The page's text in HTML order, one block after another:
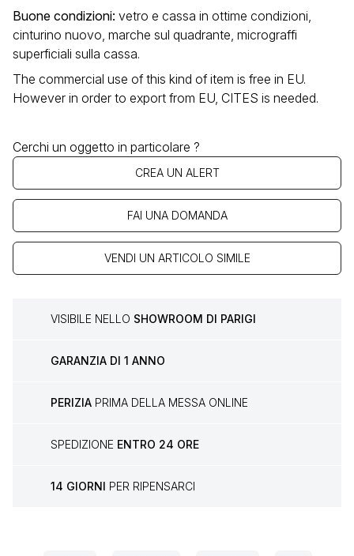
Buone condizioni: vetro e cassa in ottime condizioni,
cinturino nuovo, marche sul quadrante, micrograffi
superficiali sulla cassa.
The commercial use of this kind of item is free in EU.
However in order to export from EU, CITES is needed.
Cerchi un oggetto in particolare ?
CREA UN ALERT
FAI UNA DOMANDA
VENDI UN ARTICOLO SIMILE
VISIBILE NELLO SHOWROOM DI PARIGI
GARANZIA DI 1 ANNO
PERIZIA PRIMA DELLA MESSA ONLINE
SPEDIZIONE ENTRO 24 ORE
14 GIORNI PER RIPENSARCI